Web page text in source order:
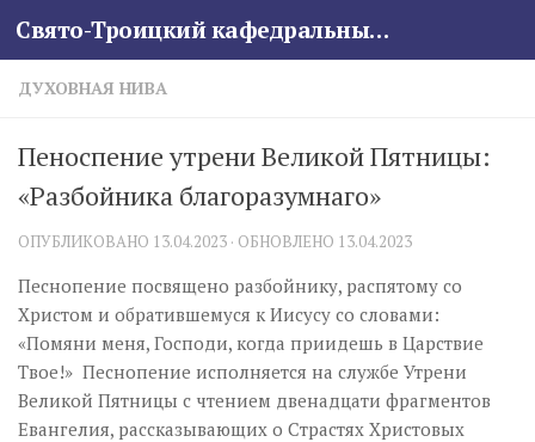
Skip to content Свято-Троицкий кафедральный собор
ДУХОВНАЯ НИВА
Пеноспение утрени Великой Пятницы:
«Разбойника благоразумнаго»
ОПУБЛИКОВАНО 13.04.2023 · ОБНОВЛЕНО 13.04.2023
Песнопение посвящено разбойнику, распятому со
Христом и обратившемуся к Иисусу со словами:
«Помяни меня, Господи, когда приидешь в Царствие
Твое!» Песнопение исполняется на службе Утрени
Великой Пятницы с чтением двенадцати фрагментов
Евангелия, рассказывающих о Страстях Христовых